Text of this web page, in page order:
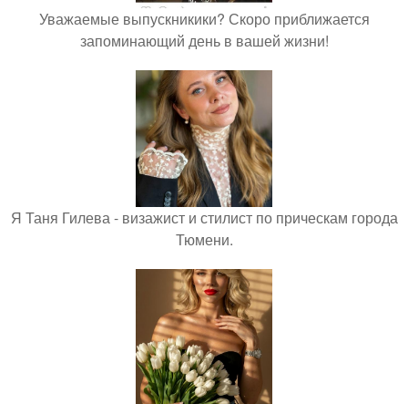
Уважаемые выпускникики? Скоро приближается
запоминающий день в вашей жизни!
Я Таня Гилева - визажист и стилист по прическам города
Тюмени.